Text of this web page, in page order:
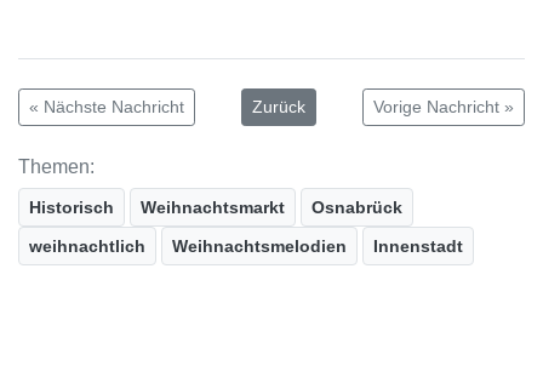
« Nächste Nachricht Zurück Vorige Nachricht »
Themen:
Historisch Weihnachtsmarkt
Osnabrück
weihnachtlich
Weihnachtsmelodien Innenstadt